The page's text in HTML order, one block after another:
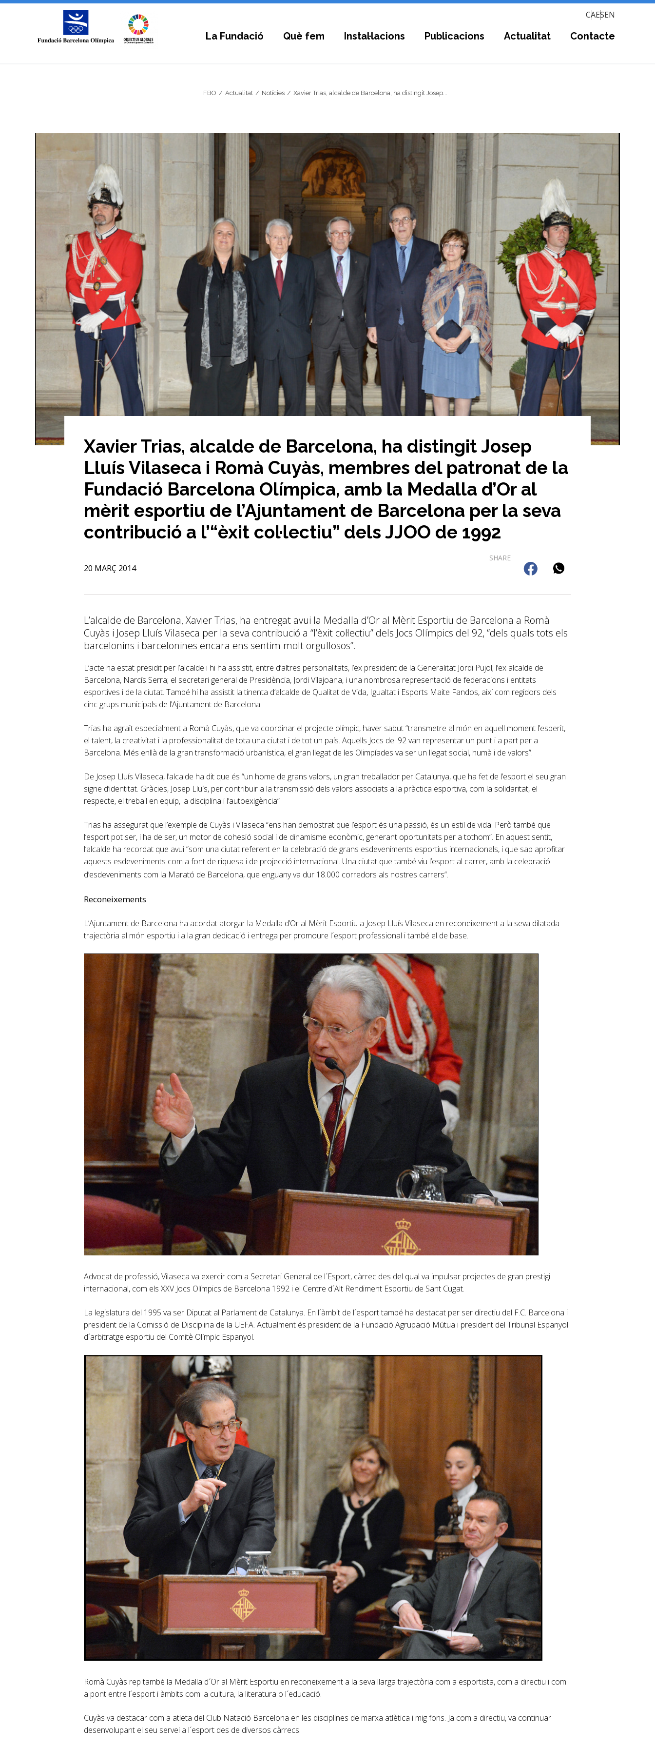
CAESEN
La Fundació Què fem Instal·lacions Publicacions Actualitat Contacte
FBO Actualitat Notícies Xavier Trias, alcalde de Barcelona, ha distingit Josep...
Xavier Trias, alcalde de Barcelona, ha distingit Josep
Lluís Vilaseca i Romà Cuyàs, membres del patronat de la
Fundació Barcelona Olímpica, amb la Medalla d’Or al
mèrit esportiu de l’Ajuntament de Barcelona per la seva
contribució a l’“èxit col·lectiu” dels JJOO de 1992
20 MARÇ 2014
SHARE
L’alcalde de Barcelona, Xavier Trias, ha entregat avui la Medalla d’Or al Mèrit Esportiu de Barcelona a Romà
Cuyàs i Josep Lluís Vilaseca per la seva contribució a “l’èxit col·lectiu” dels Jocs Olímpics del 92, “dels quals tots els
barcelonins i barcelonines encara ens sentim molt orgullosos”.
L’acte ha estat presidit per l’alcalde i hi ha assistit, entre d’altres personalitats, l’ex president de la Generalitat Jordi Pujol; l’ex alcalde de
Barcelona, Narcís Serra; el secretari general de Presidència, Jordi Vilajoana, i una nombrosa representació de federacions i entitats
esportives i de la ciutat. També hi ha assistit la tinenta d’alcalde de Qualitat de Vida, Igualtat i Esports Maite Fandos, així com regidors dels
cinc grups municipals de l’Ajuntament de Barcelona.
Trias ha agraït especialment a Romà Cuyàs, que va coordinar el projecte olímpic, haver sabut “transmetre al món en aquell moment l’esperit,
el talent, la creativitat i la professionalitat de tota una ciutat i de tot un país. Aquells Jocs del 92 van representar un punt i a part per a
Barcelona. Més enllà de la gran transformació urbanística, el gran llegat de les Olimpíades va ser un llegat social, humà i de valors”.
De Josep Lluís Vilaseca, l’alcalde ha dit que és “un home de grans valors, un gran treballador per Catalunya, que ha fet de l’esport el seu gran
signe d’identitat. Gràcies, Josep Lluís, per contribuir a la transmissió dels valors associats a la pràctica esportiva, com la solidaritat, el
respecte, el treball en equip, la disciplina i l’autoexigència”
Trias ha assegurat que l’exemple de Cuyàs i Vilaseca “ens han demostrat que l’esport és una passió, és un estil de vida. Però també que
l’esport pot ser, i ha de ser, un motor de cohesió social i de dinamisme econòmic, generant oportunitats per a tothom”. En aquest sentit,
l’alcalde ha recordat que avui “som una ciutat referent en la celebració de grans esdeveniments esportius internacionals, i que sap aprofitar
aquests esdeveniments com a font de riquesa i de projecció internacional. Una ciutat que també viu l’esport al carrer, amb la celebració
d’esdeveniments com la Marató de Barcelona, que enguany va dur 18.000 corredors als nostres carrers”.
Reconeixements
L’Ajuntament de Barcelona ha acordat atorgar la Medalla d’Or al Mèrit Esportiu a Josep Lluís Vilaseca en reconeixement a la seva dilatada
trajectòria al món esportiu i a la gran dedicació i entrega per promoure l´esport professional i també el de base.
Advocat de professió, Vilaseca va exercir com a Secretari General de l´Esport, càrrec des del qual va impulsar projectes de gran prestigi
internacional, com els XXV Jocs Olímpics de Barcelona 1992 i el Centre d´Alt Rendiment Esportiu de Sant Cugat.
La legislatura del 1995 va ser Diputat al Parlament de Catalunya. En l´àmbit de l´esport també ha destacat per ser directiu del F.C. Barcelona i
president de la Comissió de Disciplina de la UEFA. Actualment és president de la Fundació Agrupació Mútua i president del Tribunal Espanyol
d´arbitratge esportiu del Comitè Olímpic Espanyol.
Romà Cuyàs rep també la Medalla d´Or al Mèrit Esportiu en reconeixement a la seva llarga trajectòria com a esportista, com a directiu i com
a pont entre l´esport i àmbits com la cultura, la literatura o l´educació.
Cuyàs va destacar com a atleta del Club Natació Barcelona en les disciplines de marxa atlètica i mig fons. Ja com a directiu, va continuar
desenvolupant el seu servei a l´esport des de diversos càrrecs.